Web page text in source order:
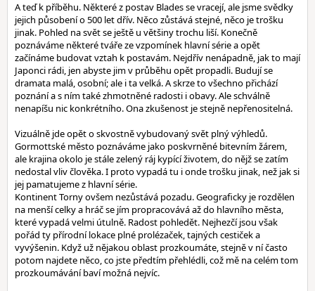
A teď k příběhu. Některé z postav Blades se vracejí, ale jsme svědky
jejich působení o 500 let dřív. Něco zůstává stejné, něco je trošku
jinak. Pohled na svět se ještě u většiny trochu liší. Konečně
poznáváme některé tváře ze vzpomínek hlavní série a opět
začínáme budovat vztah k postavám. Nejdřív nenápadně, jak to mají
Japonci rádi, jen abyste jim v průběhu opět propadli. Budují se
dramata malá, osobní; ale i ta velká. A skrze to všechno přichází
poznání a s ním také zhmotněné radosti i obavy. Ale schválně
nenapíšu nic konkrétního. Ona zkušenost je stejně nepřenositelná.
Vizuálně jde opět o skvostně vybudovaný svět plný výhledů.
Gormottské město poznáváme jako poskvrněné bitevním žárem,
ale krajina okolo je stále zelený ráj kypící životem, do nějž se zatím
nedostal vliv člověka. I proto vypadá tu i onde trošku jinak, než jak si
jej pamatujeme z hlavní série.
Kontinent Torny ovšem nezůstává pozadu. Geograficky je rozdělen
na menší celky a hráč se jím propracovává až do hlavního města,
které vypadá velmi útulně. Radost pohledět. Nejhezčí jsou však
pořád ty přírodní lokace plné prolézaček, tajných cestiček a
vyvýšenin. Když už nějakou oblast prozkoumáte, stejně v ní často
potom najdete něco, co jste předtím přehlédli, což mě na celém tom
prozkoumávání baví možná nejvíc.